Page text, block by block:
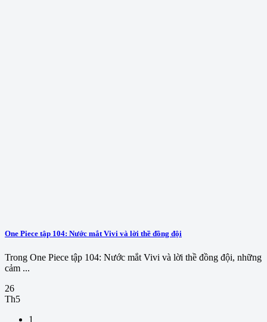
One Piece tập 104: Nước mắt Vivi và lời thề đồng đội
Trong One Piece tập 104: Nước mắt Vivi và lời thề đồng đội, những
cảm ...
26
Th5
1